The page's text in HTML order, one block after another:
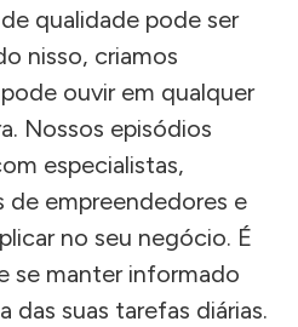
qualidade pode ser
nisso, criamos
ouvir em qualquer
Nossos episódios
especialistas,
de empreendedores e
no seu negócio. É
se manter informado
das suas tarefas diárias.